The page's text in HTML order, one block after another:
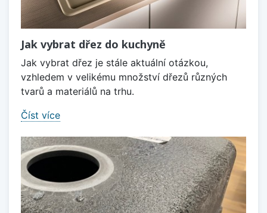
Jak vybrat dřez do kuchyně
Jak vybrat dřez je stále aktuální otázkou,
vzhledem v velikému množství dřezů různých
tvarů a materiálů na trhu.
Číst více